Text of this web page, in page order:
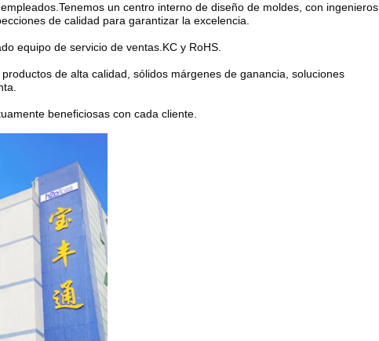
un centro interno de diseño de moldes, con ingenieros
de calidad para garantizar la excelencia.
equipo de servicio de ventas.KC y RoHS.
de alta calidad, sólidos márgenes de ganancia, soluciones
beneficiosas con cada cliente.